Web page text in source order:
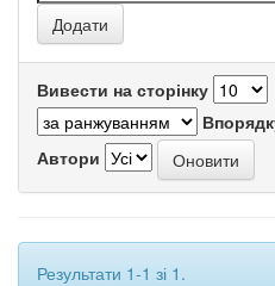
Вивести на сторінку
Автори
Результати 1-1 зі 1.